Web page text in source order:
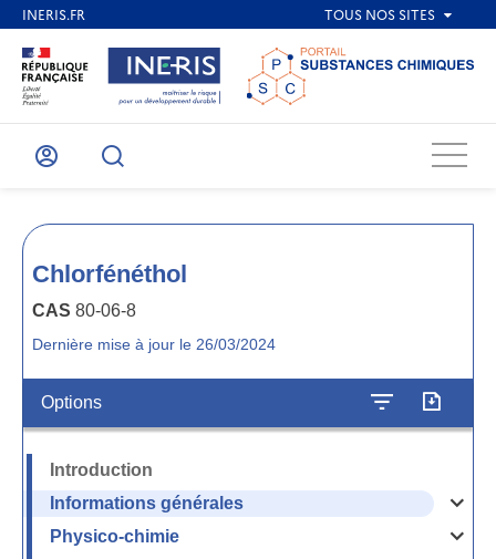
Mon
Recherche
Menu
Chlorfénéthol
CAS 80-06-8
Dernière mise à jour le 26/03/2024
Options
Introduction
Informations générales
Ouvrir
la
Physico-chimie
Ouvrir